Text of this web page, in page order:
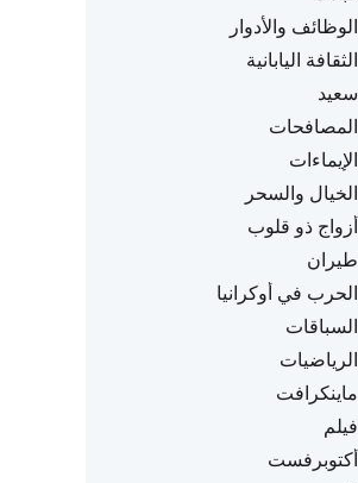
الوظائف والأدوار
الثقافة اليابانية
سعيد
المصافحات
الإيماءات
الخيال والسحر
أزواج ذو قلوب
طيران
الحرب في أوكرانيا
السباقات
الرياضيات
ماينكرافت
فيلم
أكتوبرفست